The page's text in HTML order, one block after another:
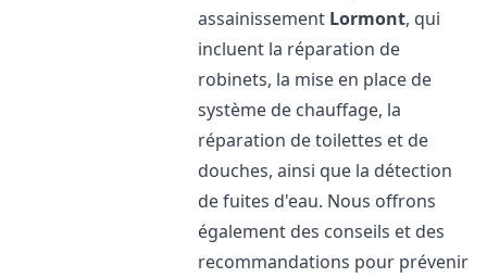
assainissement Lormont, qui
incluent la réparation de
robinets, la mise en place de
système de chauffage, la
réparation de toilettes et de
douches, ainsi que la détection
de fuites d'eau. Nous offrons
également des conseils et des
recommandations pour prévenir